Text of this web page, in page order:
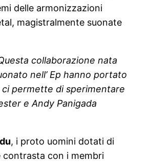
delle armonizzazioni
magistralmente suonate
collaborazione nata
nell’ Ep hanno portato
ci permette di sperimentare
e Andy Panigada
, i proto uomini dotati di
con i membri